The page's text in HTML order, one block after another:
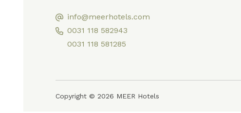
info@meerhotels.com
0031 118 582943
0031 118 581285
Copyright © 2026 MEER Hotels